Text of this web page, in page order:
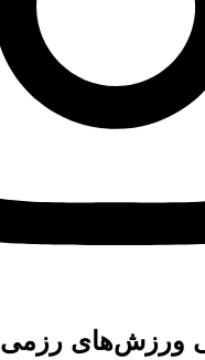
ورزش‌های رزمی